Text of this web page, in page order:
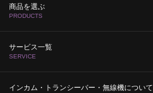
商品を選ぶ
PRODUCTS
サービス一覧
SERVICE
インカム・トランシーバー・無線機について